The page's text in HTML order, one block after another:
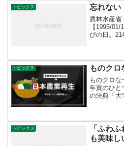
場に到着。
幕開けでし
トピックス 忘れな
農林水産
【1995/
びの日。21
れた経験か
とボラン...
トピックス ものクロ
ものクロ
年貢のひと
の法典「大
苔を和紙
トピックス
「ふわ
も美味し